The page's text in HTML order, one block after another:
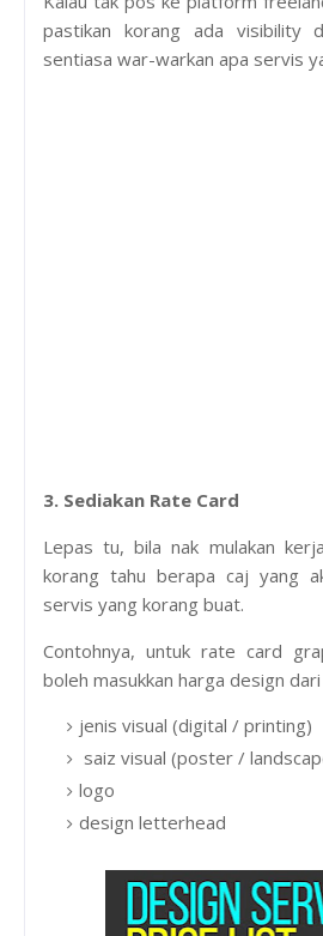
pastikan korang ada visibility
sentiasa war-warkan apa servis
3. Sediakan Rate Card
Lepas tu, bila nak mulakan
korang tahu berapa caj yang
servis yang korang buat.
Contohnya, untuk rate card
boleh masukkan harga design
jenis visual (digital / printing)
saiz visual (poster /
logo
design letterhead